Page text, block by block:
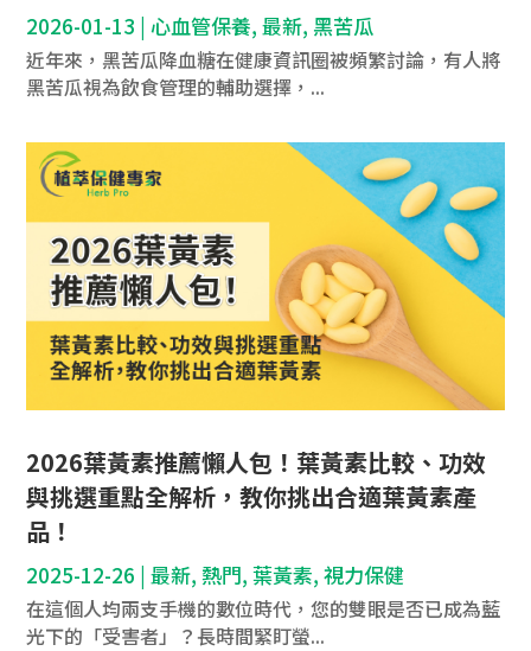
2026-01-13 |心血管保養,最新, 黑苦瓜
近年來，黑苦瓜降血糖在健康資訊圈被頻繁討論，有人將
黑苦瓜視為飲食管理的輔助選擇，...
2026葉黃素推薦懶人包！葉黃素比較、功效
與挑選重點全解析，教你挑出合適葉黃素產
品！
2025-12-26 |最新,熱門,葉黃素,視力保健
在這個人均兩支手機的數位時代，您的雙眼是否已成為藍
光下的「受害者」？長時間緊盯螢...